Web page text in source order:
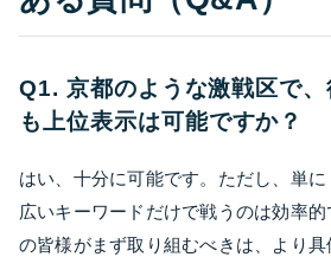
Q1. 京都のような激戦区で
も上位表示は可能ですか？
はい、十分に可能です。ただし、単に
広いキーワードだけで戦うのは効率
の皆様がまず取り組むべきは、より